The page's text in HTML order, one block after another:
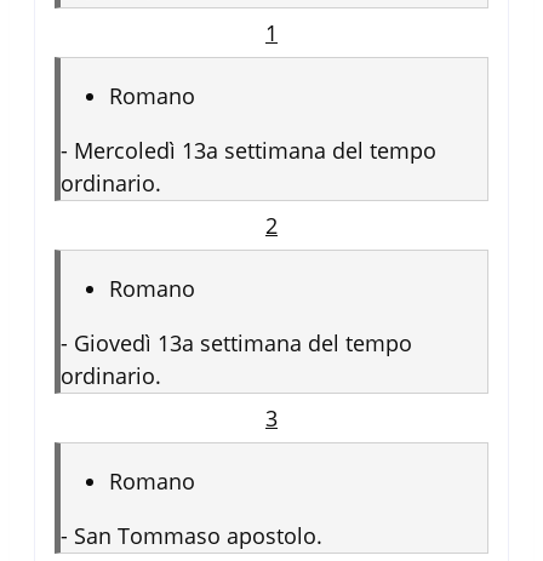
1
Romano
- Mercoledì 13a settimana del tempo
ordinario.
2
Romano
- Giovedì 13a settimana del tempo
ordinario.
3
Romano
- San Tommaso apostolo.